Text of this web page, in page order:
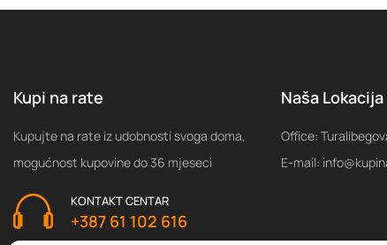
Kupi na rate
Kupujte na rate iz udobnosti svoga doma,
mogućnost kupovine do 36 mjeseci
KONTAKT CENTAR
+387 61 102 616
Naša Lokacija
Office:
E-mail: